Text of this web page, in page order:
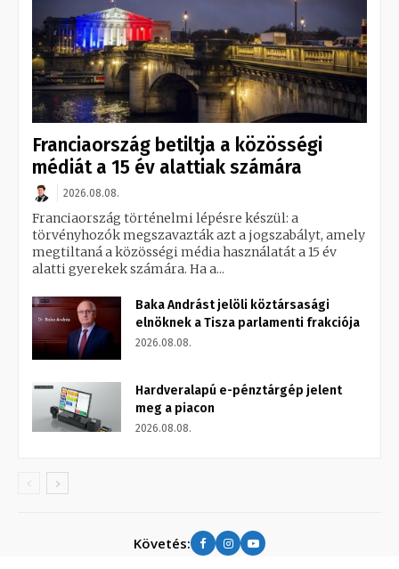
Franciaország betiltja a közösségi
médiát a 15 év alattiak számára
2026.08.08.
Franciaország történelmi lépésre készül: a
törvényhozók megszavazták azt a jogszabályt, amely
megtiltaná a közösségi média használatát a 15 év
alatti gyerekek számára. Ha a...
Baka Andrást jelöli köztársasági
elnöknek a Tisza parlamenti frakciója
2026.08.08.
Hardveralapú e-pénztárgép jelent
meg a piacon
2026.08.08.
Követés: